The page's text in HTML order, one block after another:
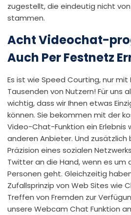
zugestellt, die eindeutig nicht
stammen.
Acht Video­chat-
Auch Per Fest­netz
Es ist wie Speed Courting, nur mit
Tausenden von Nutzern! Für uns
wichtig, dass wir Ihnen etwas
können. Sie bekommen mit der
Video-Chat-Funktion ein Erlebnis
anderen Anbieter. Und zusätzlich
Präzision eines sozialen
Twitter an die Hand, wenn es um
Personen geht. Gleichzeitig
Zufallsprinzip von Web Sites wie
Treffen von Fremden zur
unsere Webcam Chat Funktion